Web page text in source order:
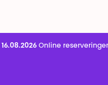
Online